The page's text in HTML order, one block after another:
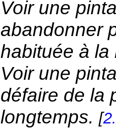
Voir une
abandonner
habituée à
Voir une
défaire de la
longtemps. [